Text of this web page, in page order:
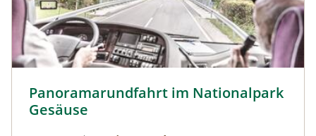
Panoramarundfahrt im Nationalpark
Gesäuse